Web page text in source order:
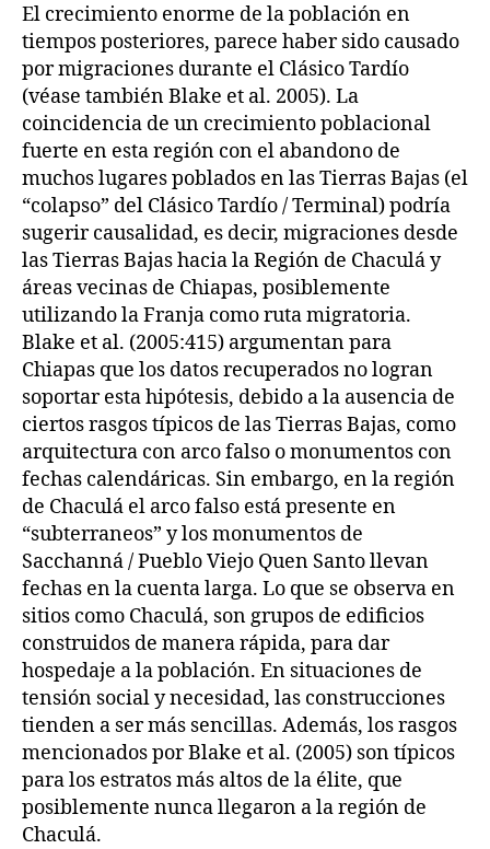
El crecimiento enorme de la población en
tiempos posteriores, parece haber sido causado
por migraciones durante el Clásico Tardío
(véase también Blake et al. 2005). La
coincidencia de un crecimiento poblacional
fuerte en esta región con el abandono de
muchos lugares poblados en las Tierras Bajas (el
“colapso” del Clásico Tardío / Terminal) podría
sugerir causalidad, es decir, migraciones desde
las Tierras Bajas hacia la Región de Chaculá y
áreas vecinas de Chiapas, posiblemente
utilizando la Franja como ruta migratoria.
Blake et al. (2005:415) argumentan para
Chiapas que los datos recuperados no logran
soportar esta hipótesis, debido a la ausencia de
ciertos rasgos típicos de las Tierras Bajas, como
arquitectura con arco falso o monumentos con
fechas calendáricas. Sin embargo, en la región
de Chaculá el arco falso está presente en
“subterraneos” y los monumentos de
Sacchanná / Pueblo Viejo Quen Santo llevan
fechas en la cuenta larga. Lo que se observa en
sitios como Chaculá, son grupos de edificios
construidos de manera rápida, para dar
hospedaje a la población. En situaciones de
tensión social y necesidad, las construcciones
tienden a ser más sencillas. Además, los rasgos
mencionados por Blake et al. (2005) son típicos
para los estratos más altos de la élite, que
posiblemente nunca llegaron a la región de
Chaculá.